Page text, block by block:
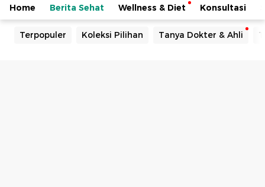
Home Berita Sehat Wellness & Diet Konsultasi
Terpopuler Koleksi Pilihan Tanya Dokter & Ahli